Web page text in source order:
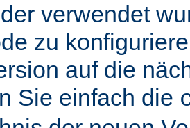
verwendet
zu
auf die
Sie einfach die